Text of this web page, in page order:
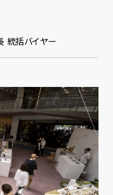
統括バイヤー